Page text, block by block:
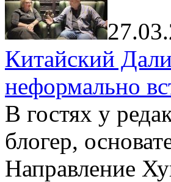
Китайский
неформально
В гостях у
блогер,
Направление